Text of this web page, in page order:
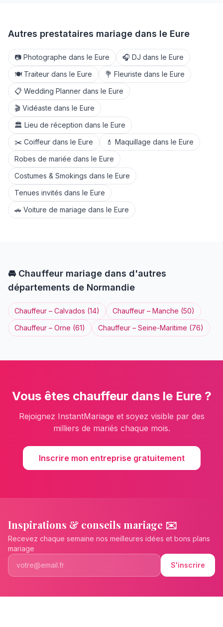
Autres prestataires mariage dans le Eure
📷 Photographe dans le Eure 🎧 DJ dans le Eure
🍽️ Traiteur dans le Eure 💐 Fleuriste dans le Eure
📋 Wedding Planner dans le Eure
🎬 Vidéaste dans le Eure
🏛️ Lieu de réception dans le Eure
✂️ Coiffeur dans le Eure 💄 Maquillage dans le Eure
Robes de mariée dans le Eure
Costumes & Smokings dans le Eure
Tenues invités dans le Eure
🚗 Voiture de mariage dans le Eure
🚘 Chauffeur mariage dans d'autres
départements de Normandie
Chauffeur – Calvados (14) Chauffeur – Manche (50)
Chauffeur – Orne (61) Chauffeur – Seine-Maritime (76)
Vous êtes chauffeur dans le Eure?
Rejoignez InstantMariage et soyez visible par des
milliers de mariés chaque mois.
Inscrire mon entreprise gratuitement
Inspirations & conseils mariage ✉️
Recevez chaque semaine nos meilleures idées et bons plans
mariage
S'inscrire